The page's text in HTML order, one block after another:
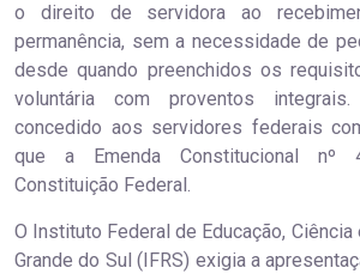
o direito de servidora ao
permanência, sem a necessidade de
desde quando preenchidos os
voluntária com proventos
concedido aos servidores federais
que a Emenda Constitucional nº
Constituição Federal.
O Instituto Federal de Educação, Ciência
Grande do Sul (IFRS) exigia a